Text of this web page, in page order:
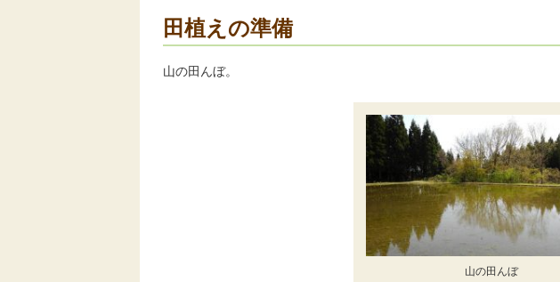
田植えの準備
山の田んぼ。
山の田んぼ